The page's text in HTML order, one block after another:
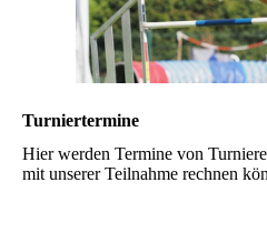
Turniertermine
Hier werden Termine von
mit unserer Teilnahme rechnen